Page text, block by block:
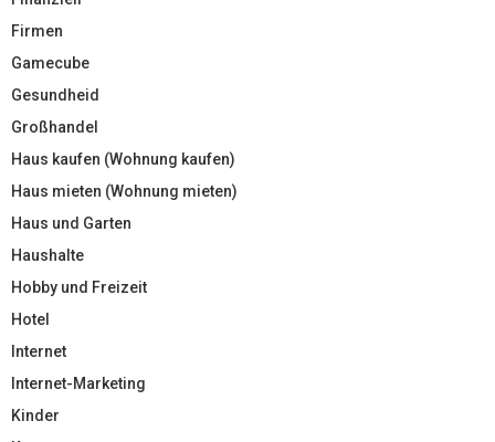
Firmen
Gamecube
Gesundheid
Großhandel
Haus kaufen (Wohnung kaufen)
Haus mieten (Wohnung mieten)
Haus und Garten
Haushalte
Hobby und Freizeit
Hotel
Internet
Internet-Marketing
Kinder